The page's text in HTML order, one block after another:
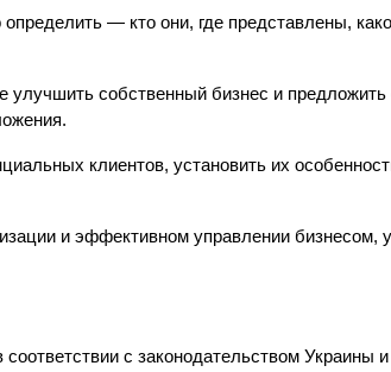
— кто они, где представлены,
собственный бизнес и
клиентов, установить их
и эффективном управлении бизнесом,
с законодательством